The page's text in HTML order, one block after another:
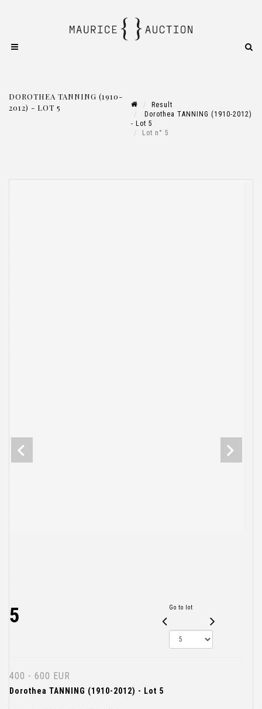
DOROTHEA TANNING (1910-
2012) - LOT 5
Result
Dorothea TANNING (1910-2012)
- Lot 5
Lot n° 5
5 Go to lot
400 - 600 EUR
Dorothea TANNING (1910-2012) - Lot 5